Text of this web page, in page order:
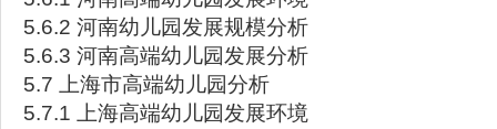
5.6.2 河南幼儿园发展规模分析
5.6.3 河南高端幼儿园发展分析
5.7 上海市高端幼儿园分析
5.7.1 上海高端幼儿园发展环境